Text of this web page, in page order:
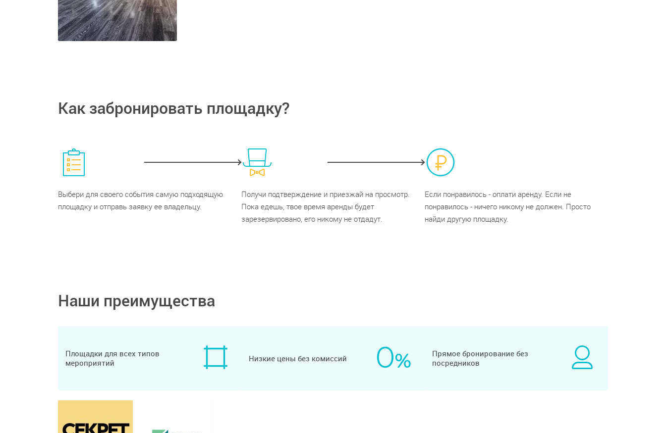
Как забронировать площадку?
Выбери для своего события самую подходящую
площадку и отправь заявку ее владельцу.
Получи подтверждение и приезжай на просмотр.
Пока едешь, твое время аренды будет
зарезервировано, его никому не отдадут.
Если понравилось - оплати аренду. Если не
понравилось - ничего никому не должен. Просто
найди другую площадку.
Наши преимущества
Площадки для всех типов
мероприятий
Низкие цены без комиссий
Прямое бронирование без
посредников